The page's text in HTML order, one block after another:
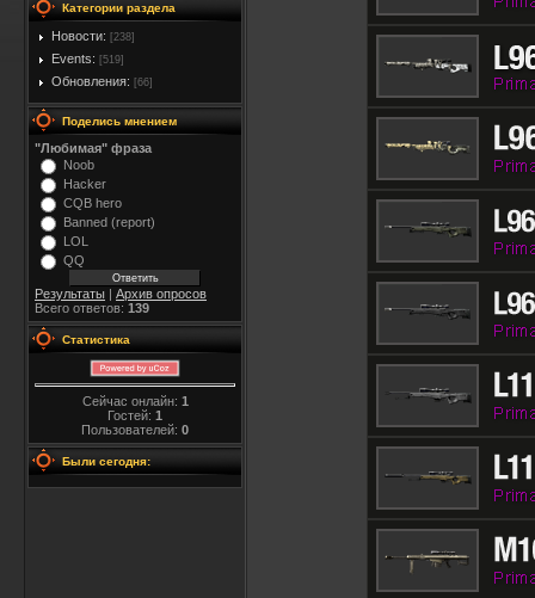
Категории раздела
Новости: [238]
Events: [519]
Обновления: [66]
Поделись мнением
"Любимая" фраза
Noob
Hacker
CQB hero
Banned (report)
LOL
QQ
Результаты | Архив опросов
Всего ответов: 139
Статистика
Сейчас онлайн: 1
Гостей: 1
Пользователей: 0
Были сегодня: